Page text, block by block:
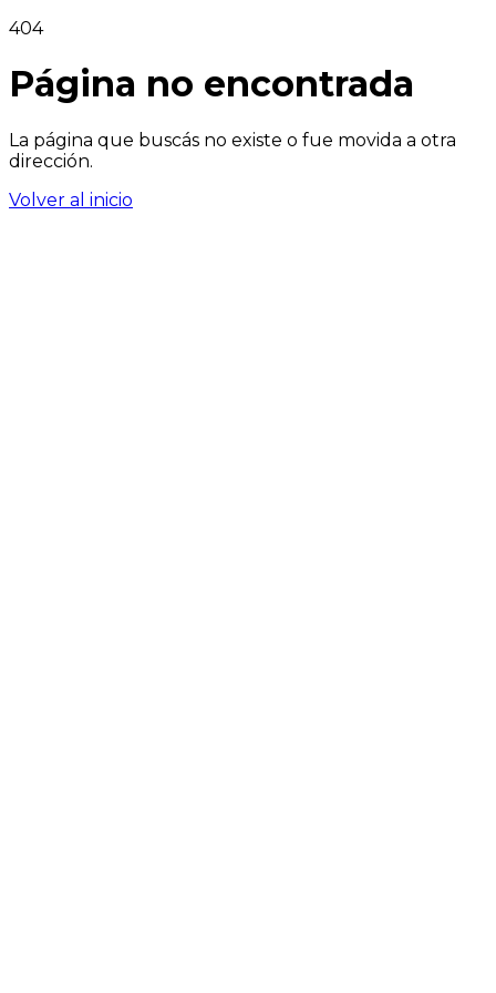
404
Página no encontrada
La página que buscás no existe o fue movida a otra
dirección.
Volver al inicio